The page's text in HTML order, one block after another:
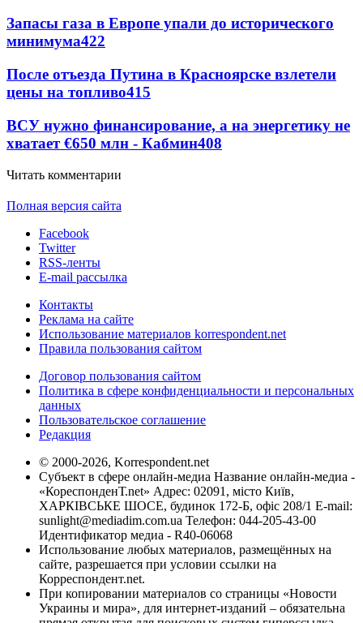
Запасы газа в Европе упали до исторического
минимума422
После отъезда Путина в Красноярске взлетели
цены на топливо415
ВСУ нужно финансирование, а на энергетику не
хватает €650 млн - Кабмин408
Читать комментарии
Полная версия сайта
Facebook
Twitter
RSS-ленты
E-mail рассылка
Контакты
Реклама на сайте
Использование материалов korrespondent.net
Правила пользования сайтом
Договор пользования сайтом
Политика в сфере конфиденциальности и персональных
данных
Пользовательское соглашение
Редакция
© 2000-2026, Korrespondent.net
Субъект в сфере онлайн-медиа Название онлайн-медиа -
«КореспонденТ.net» Адрес: 02091, місто Київ,
ХАРКІВСЬКЕ ШОСЕ, будинок 172-Б, офіс 208/1 E-mail:
sunlight@mediadim.com.ua Телефон: 044-205-43-00
Идентификатор медиа - R40-06068
Использование любых материалов, размещённых на
сайте, разрешается при условии ссылки на
Корреспондент.net.
При копировании материалов со страницы «Новости
Украины и мира», для интернет-изданий – обязательна